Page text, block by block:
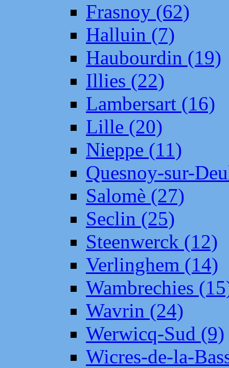
Frasnoy (62)
Halluin (7)
Haubourdin (19)
Illies (22)
Lambersart (16)
Lille (20)
Nieppe (11)
Quesnoy-sur-
Salomè (27)
Seclin (25)
Steenwerck (12)
Verlinghem (14)
Wambrechies
Wavrin (24)
Werwicq-Sud (9)
Wicres-de-la-